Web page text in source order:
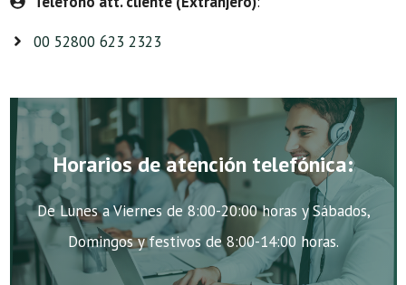
00 52800 623 2323
Horarios de atención telefónica:
De Lunes a Viernes de 8:00-20:00 horas y Sábados,
Domingos y festivos de 8:00-14:00 horas.